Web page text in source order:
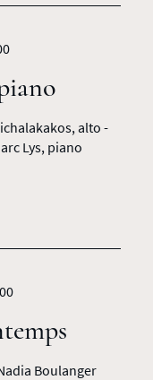
alto -
Lys, piano
Boulanger